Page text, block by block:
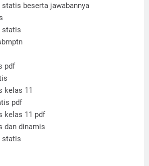
beserta jawabannya
statis
pdf
kelas 11
pdf
kelas 11 pdf
dan dinamis
statis